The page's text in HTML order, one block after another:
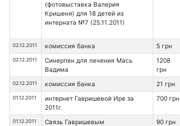
(фотовыставка Валерия
Кришеня) для 18 детей из
интерната №7 (25.11.2011)
02.12.2011 комиссия банка 5 грн
02.12.2011
Синерпен для лечения Мась
Вадима
1208
грн
02.12.2011 комиссия банка 21 грн
01.12.2011
интернет Гавришевой Ире за
2011г.
700 грн
01.12.2011 Связь Гавришевым 90 грн